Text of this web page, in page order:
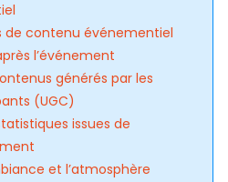
de contenu événementiel
l’événement
générés par les
(UGC)
issues de
et l’atmosphère